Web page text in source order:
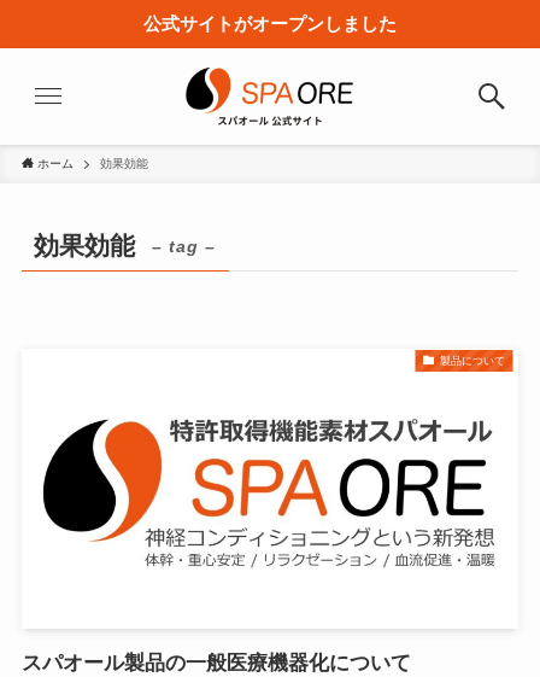
公式サイトがオープンしました
ホーム 効果効能
効果効能 – tag –
製品について
スパオール製品の一般医療機器化について